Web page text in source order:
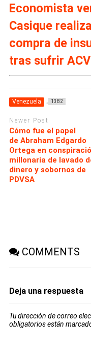
Economista
Casique
compra de
tras sufrir ACV
Venezuela 1382
Newer Post
Cómo fue el papel
de Abraham Edgardo
Ortega en
millonaria de lavado
dinero y sobornos de
PDVSA
COMMENTS
Deja una respuesta
Tu dirección de correo
obligatorios están